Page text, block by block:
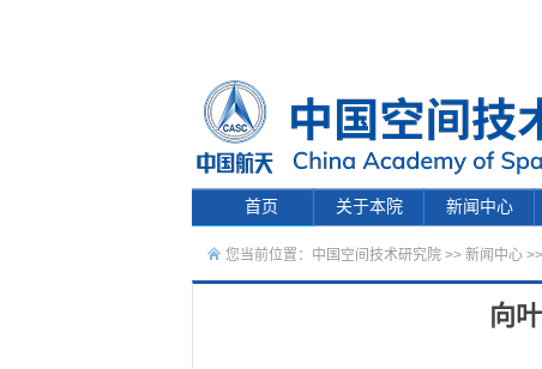
首页 关于本院 新闻中心
您当前位置： 中国空间技术研究院 >> 新闻中心 >>
向